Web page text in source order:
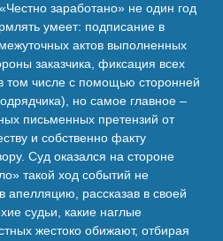
заработано» не один год
умеет: подписание в
актов выполненных
заказчика, фиксация всех
том числе с помощью сторонней
но самое главное –
письменных претензий от
и собственно факту
Суд оказался на стороне
такой ход событий не
апелляцию, рассказав в своей
судьи, какие наглые
жестоко обижают, отбирая